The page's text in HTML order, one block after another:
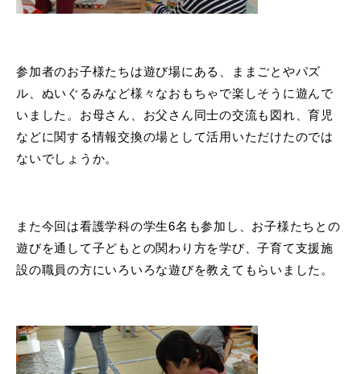
参加者のお子様たちは遊び場にある、ままごとやパズ
ル、ぬいぐるみなど様々なおもちゃで楽しそうに遊んで
いました。お母さん、お父さん同士の交流も図れ、育児
などに関する情報交換の場として活用いただけたのでは
ないでしょうか。
また今回は看護学科の学生6名も参加し、お子様たちとの
遊びを通して子どもとの関わり方を学び、子育て支援施
設の職員の方にいろいろな遊びを教えてもらいました。